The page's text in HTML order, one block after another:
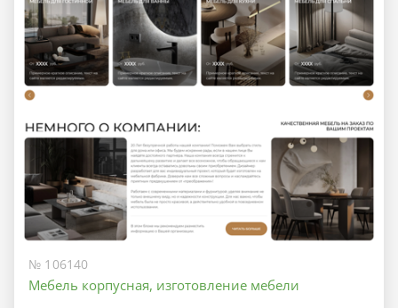
№ 106140
Мебель корпусная, изготовление мебели